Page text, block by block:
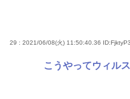
29 : 2021/06/08(火) 11:50:40.36
こうやってウィル